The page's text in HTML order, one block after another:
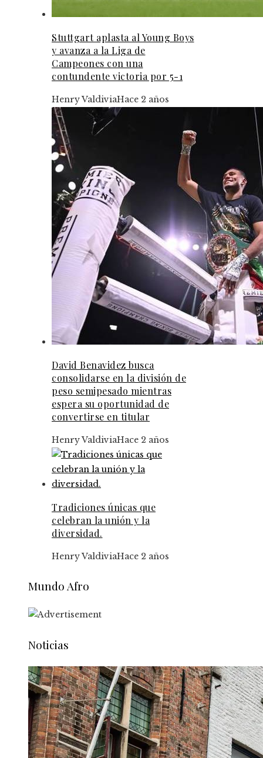
Stuttgart aplasta al Young Boys
y avanza a la Liga de
Campeones con una
contundente victoria por 5-1
Henry ValdiviaHace 2 años
David Benavidez busca
consolidarse en la división de
peso semipesado mientras
espera su oportunidad de
convertirse en titular
Henry ValdiviaHace 2 años
Tradiciones únicas que
celebran la unión y la
diversidad.
Henry ValdiviaHace 2 años
Mundo Afro
Noticias